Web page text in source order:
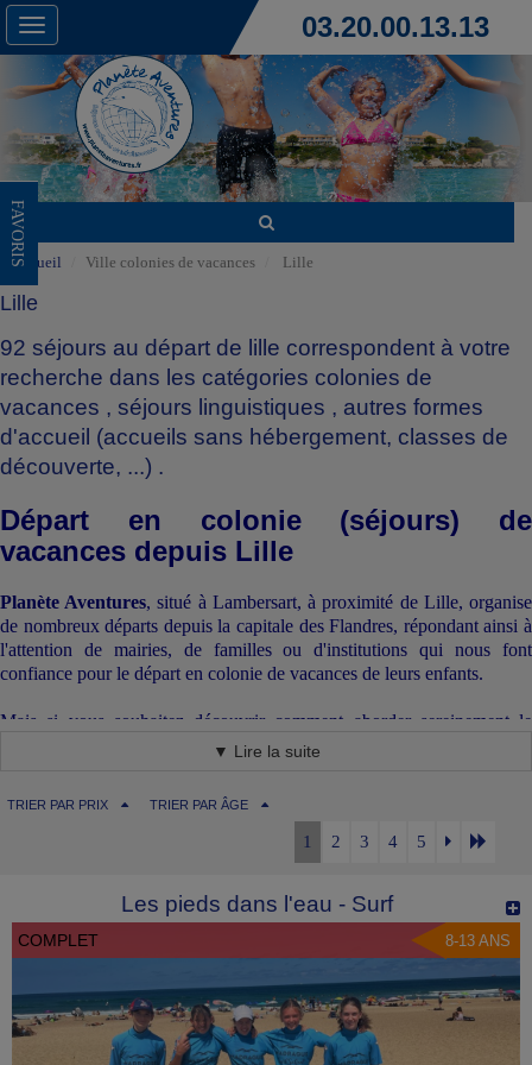
Toggle
navigation
03.20.00.13.13
FAVORIS
Accueil Ville colonies de vacances Lille
Lille
92 séjours au départ de lille correspondent à votre
recherche dans les catégories colonies de
vacances , séjours linguistiques , autres formes
d'accueil (accueils sans hébergement, classes de
découverte, ...) .
Départ en colonie (séjours) de
vacances depuis Lille
Planète Aventures, situé à Lambersart, à proximité de Lille, organise
de nombreux départs depuis la capitale des Flandres, répondant ainsi à
l'attention de mairies, de familles ou d'institutions qui nous font
confiance pour le départ en colonie de vacances de leurs enfants.
Mais si vous souhaitez découvrir comment aborder sereinement le
départ en colonie de vacances de votre enfant à destination de la
Nos lieux de rassemblement à Lille
soit depuis la gare Lille Flandres , soit depuis la
gare Lille
Europe(selon l'heure et la destination).
Ce renseignement est donné dans la convocation de départ. Quelle que
soit la gare, il est nécessaire d'anticiper l'arrivée, afin de pouvoir
aisément se garer (chacune des deux gares a son propre propre
parking).
▼ Lire la suite
TRIER PAR PRIX TRIER PAR ÂGE
1 2 3 4 5
Les pieds dans l'eau - Surf
COMPLET 8-13 ANS